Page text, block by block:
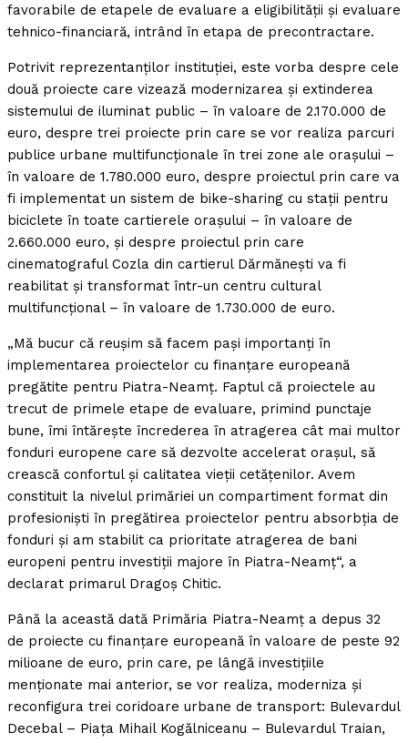
favorabile de etapele de evaluare a eligibilităţii şi evaluare
tehnico-financiară, intrând în etapa de precontractare.
Potrivit reprezentanţilor instituţiei, este vorba despre cele
două proiecte care vizează modernizarea şi extinderea
sistemului de iluminat public – în valoare de 2.170.000 de
euro, despre trei proiecte prin care se vor realiza parcuri
publice urbane multifuncţionale în trei zone ale oraşului –
în valoare de 1.780.000 euro, despre proiectul prin care va
fi implementat un sistem de bike-sharing cu staţii pentru
biciclete în toate cartierele oraşului – în valoare de
2.660.000 euro, şi despre proiectul prin care
cinematograful Cozla din cartierul Dărmăneşti va fi
reabilitat şi transformat într-un centru cultural
multifuncţional – în valoare de 1.730.000 de euro.
„Mă bucur că reuşim să facem paşi importanţi în
implementarea proiectelor cu finanţare europeană
pregătite pentru Piatra-Neamţ. Faptul că proiectele au
trecut de primele etape de evaluare, primind punctaje
bune, îmi întăreşte încrederea în atragerea cât mai multor
fonduri europene care să dezvolte accelerat oraşul, să
crească confortul şi calitatea vieţii cetăţenilor. Avem
constituit la nivelul primăriei un compartiment format din
profesionişti în pregătirea proiectelor pentru absorbţia de
fonduri şi am stabilit ca prioritate atragerea de bani
europeni pentru investiţii majore în Piatra-Neamţ“, a
declarat primarul Dragoş Chitic.
Până la această dată Primăria Piatra-Neamţ a depus 32
de proiecte cu finanţare europeană în valoare de peste 92
milioane de euro, prin care, pe lângă investiţiile
menţionate mai anterior, se vor realiza, moderniza şi
reconfigura trei coridoare urbane de transport: Bulevardul
Decebal – Piaţa Mihail Kogălniceanu – Bulevardul Traian,